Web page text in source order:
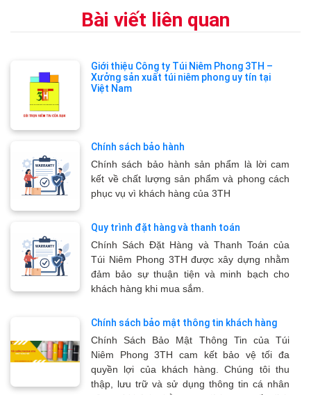
Bài viết liên quan
Giới thiệu Công ty Túi Niêm Phong 3TH –
Xưởng sản xuất túi niêm phong uy tín tại
Việt Nam
Chính sách bảo hành
Chính sách bảo hành sản phẩm là lời cam
kết về chất lượng sản phẩm và phong cách
phục vụ vì khách hàng của 3TH
Quy trình đặt hàng và thanh toán
Chính Sách Đặt Hàng và Thanh Toán của
Túi Niêm Phong 3TH được xây dựng nhằm
đảm bảo sự thuận tiện và minh bạch cho
khách hàng khi mua sắm.
Chính sách bảo mật thông tin khách hàng
Chính Sách Bảo Mật Thông Tin của Túi
Niêm Phong 3TH cam kết bảo vệ tối đa
quyền lợi của khách hàng. Chúng tôi thu
thập, lưu trữ và sử dụng thông tin cá nhân